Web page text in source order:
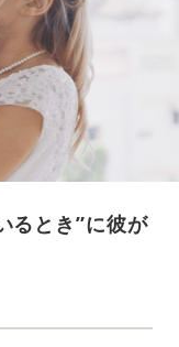
るとき”に彼が